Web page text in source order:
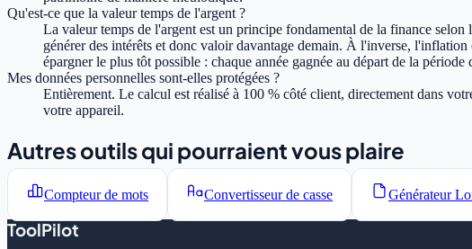
Qu'est-ce que la valeur temps de l'argent ?
La valeur temps de l'argent est un principe fondamental de la finance
générer des intérêts et donc valoir davantage demain. À l'inverse,
épargner le plus tôt possible : chaque année gagnée au départ de la
Mes données personnelles sont-elles protégées ?
Entièrement. Le calcul est réalisé à 100 % côté client, directement dans
votre appareil.
Autres outils qui pourraient vous plaire
Compteur de mots Convertisseur de casse Générateur
ToolPilot